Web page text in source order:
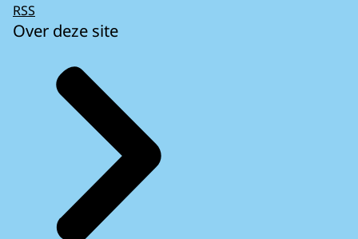
RSS
Over deze site